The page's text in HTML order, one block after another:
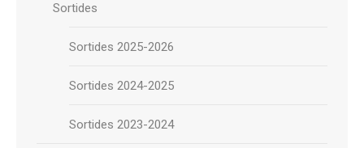
Sortides
Sortides 2025-2026
Sortides 2024-2025
Sortides 2023-2024